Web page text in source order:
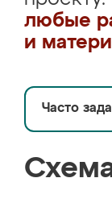
любые
и
Часто